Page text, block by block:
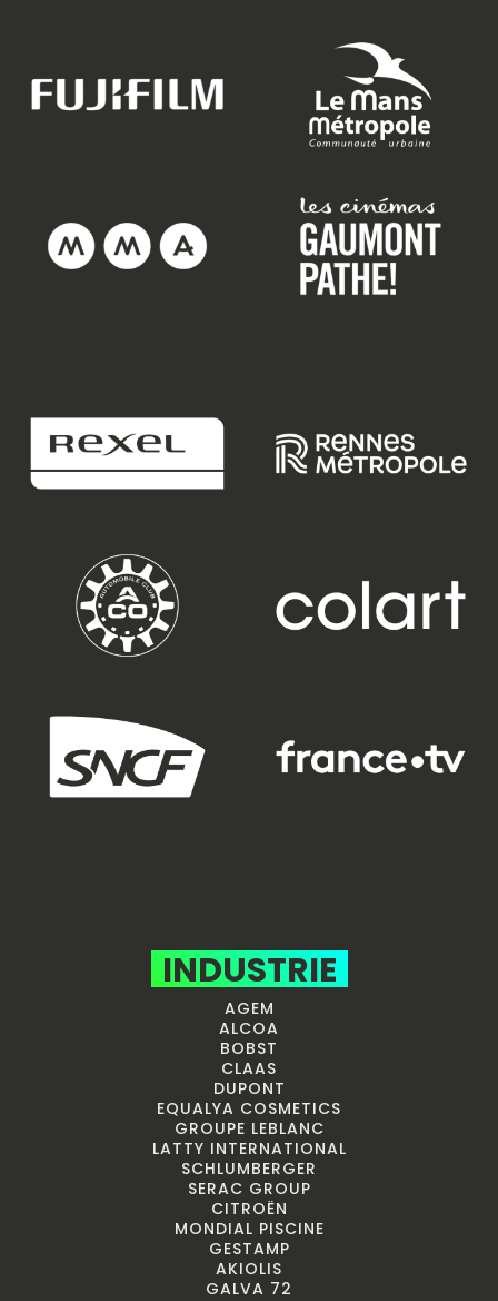
INDUSTRIE
AGEM
ALCOA
BOBST
CLAAS
DUPONT
EQUALYA COSMETICS
GROUPE LEBLANC
LATTY INTERNATIONAL
SCHLUMBERGER
SERAC GROUP
CITROËN
MONDIAL PISCINE
GESTAMP
AKIOLIS
GALVA 72